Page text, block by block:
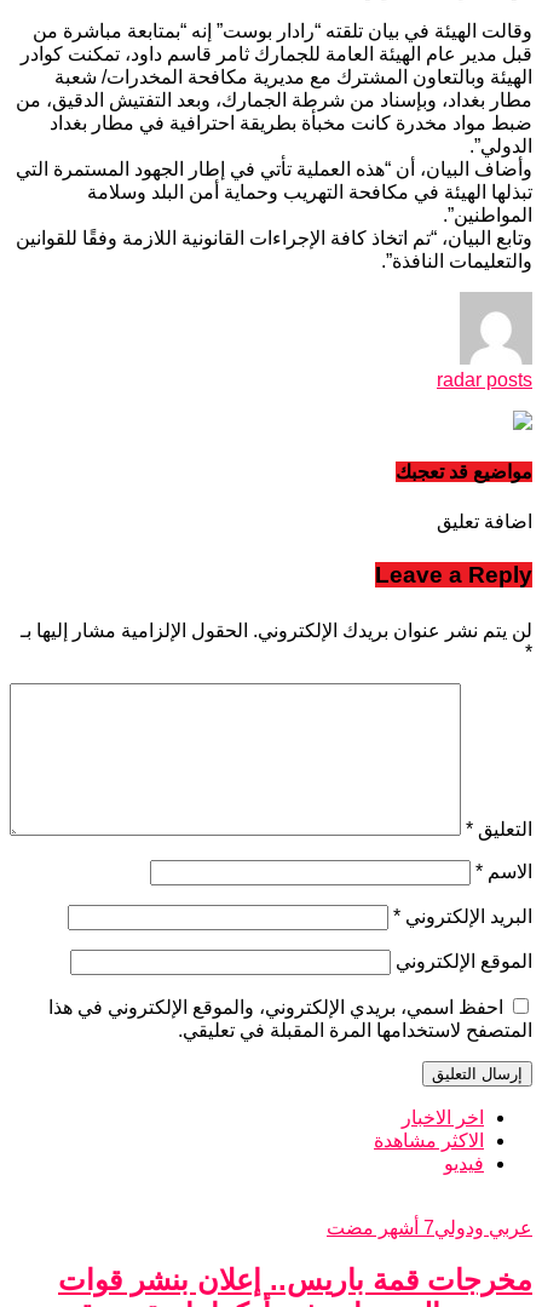
وقالت الهيئة في بيان تلقته “رادار بوست” إنه “بمتابعة مباشرة من
قبل مدير عام الهيئة العامة للجمارك ثامر قاسم داود، تمكنت كوادر
الهيئة وبالتعاون المشترك مع مديرية مكافحة المخدرات/ شعبة
مطار بغداد، وبإسناد من شرطة الجمارك، وبعد التفتيش الدقيق، من
ضبط مواد مخدرة كانت مخبأة بطريقة احترافية في مطار بغداد
الدولي”.
وأضاف البيان، أن “هذه العملية تأتي في إطار الجهود المستمرة التي
تبذلها الهيئة في مكافحة التهريب وحماية أمن البلد وسلامة
المواطنين”.
وتابع البيان، “تم اتخاذ كافة الإجراءات القانونية اللازمة وفقًا للقوانين
والتعليمات النافذة”.
radar posts
مواضيع قد تعجبك
اضافة تعليق
Leave a Reply
لن يتم نشر عنوان بريدك الإلكتروني. الحقول الإلزامية مشار إليها بـ
*
التعليق *
الاسم *
البريد الإلكتروني *
الموقع الإلكتروني
احفظ اسمي، بريدي الإلكتروني، والموقع الإلكتروني في هذا
المتصفح لاستخدامها المرة المقبلة في تعليقي.
اخر الاخبار
الاكثر مشاهدة
فيديو
عربي ودولي7 أشهر مضت
مخرجات قمة باريس.. إعلان بنشر قوات